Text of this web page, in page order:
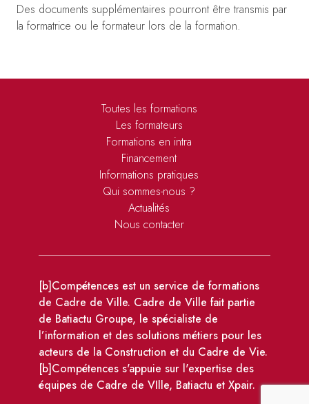
Des documents supplémentaires pourront être transmis par
la formatrice ou le formateur lors de la formation.
Toutes les formations
Les formateurs
Formations en intra
Financement
Informations pratiques
Qui sommes-nous ?
Actualités
Nous contacter
[b]Compétences est un service de formations
de Cadre de Ville. Cadre de Ville fait partie
de Batiactu Groupe, le spécialiste de
l’information et des solutions métiers pour les
acteurs de la Construction et du Cadre de Vie.
[b]Compétences s'appuie sur l'expertise des
équipes de Cadre de VIlle, Batiactu et Xpair.